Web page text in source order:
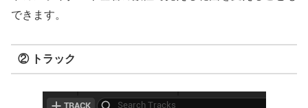
できます。
② トラック